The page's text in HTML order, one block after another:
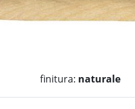
finitura: naturale